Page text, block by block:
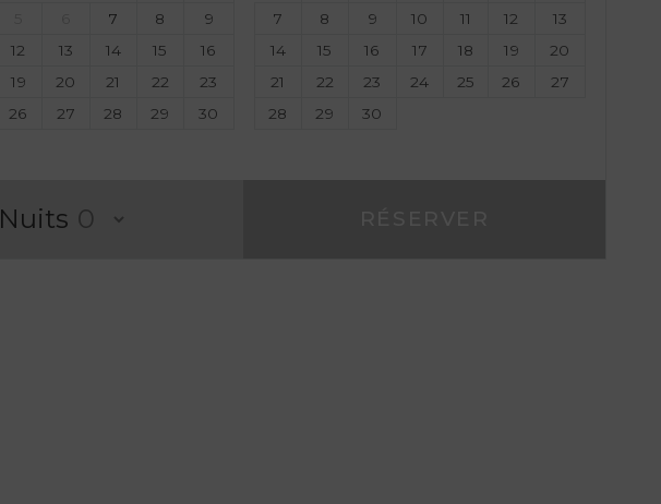
7 8
9
12 13 14 15
16
19 20 21 22
23
26 27 28 29
30
7
8 9 10 11 12
13
14
15 16 17 18 19
20
21
22 23 24 25 26
27
28
29 30
Nuits